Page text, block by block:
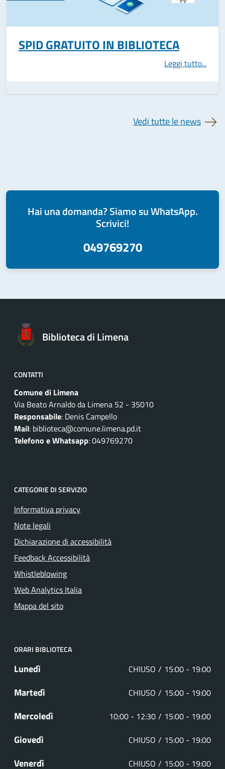
SPID GRATUITO IN BIBLIOTECA
Leggi tutto...
Vedi tutte le news
Hai una domanda? Siamo su WhatsApp.
Scrivici!
049769270
Biblioteca di Limena
CONTATTI
Comune di Limena
Via Beato Arnaldo da Limena 52 - 35010
Responsabile: Denis Campello
Mail: biblioteca@comune.limena.pd.it
Telefono e Whatsapp: 049769270
CATEGORIE DI SERVIZIO
Informativa privacy
Note legali
Dichiarazione di accessibilità
Feedback Accessibilità
Whistleblowing
Web Analytics Italia
Mappa del sito
ORARI BIBLIOTECA
Lunedì CHIUSO 15:00 - 19:00
Martedì CHIUSO 15:00 - 19:00
Mercoledì 10:00 - 12:30 15:00 - 19:00
Giovedì CHIUSO 15:00 - 19:00
Venerdì CHIUSO 15:00 - 19:00